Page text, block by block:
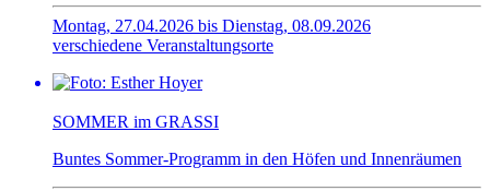
Montag, 27.04.2026 bis Dienstag, 08.09.2026
verschiedene Veranstaltungsorte
SOMMER im GRASSI
Buntes Sommer-Programm in den Höfen und Innenräumen